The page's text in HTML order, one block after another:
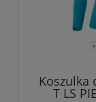
Koszulka
T LS